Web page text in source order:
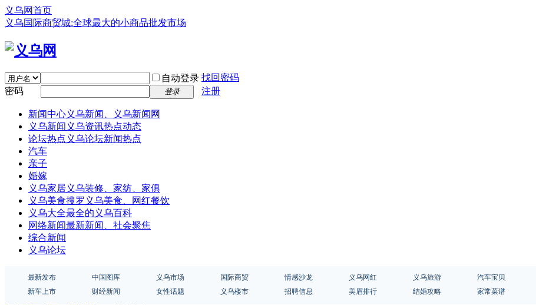
义乌网首页
义乌国际商贸城:全球最大的小商品批发市场
自动登录 找回密码
密码
登录 注册
新闻中心义乌新闻、义乌新闻网
义乌新闻 义乌资讯热点动态
论坛热点 义乌论坛新闻热点
汽车
亲子
婚嫁
义乌家居义乌装修、家纺、家俱
义乌美食搜罗义乌美食、网红餐饮
义乌大全最全的义乌百科
网络新闻最新新闻、社会聚焦
综合新闻
义乌论坛
最新发布 中国图库 义乌市场 国际商贸 情感沙龙 义乌网红 义乌旅游 汽车宝贝
新车上市
财经新闻 女性话题 义乌楼市 招聘信息 美眉排行 结婚攻略 家常菜谱